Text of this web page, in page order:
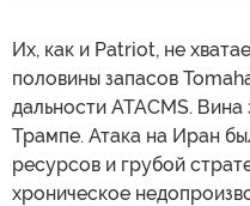
Их, как и Patriot, не
половины запасов
дальности ATACMS.
Трампе. Атака на Иран
ресурсов и грубой
хроническое